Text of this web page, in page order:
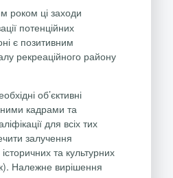
роком ці заходи
потенційних
є позитивним
рекреаційного району
об’єктивні
кадрами та
для всіх тих
залучення
та культурних
Належне вирішення